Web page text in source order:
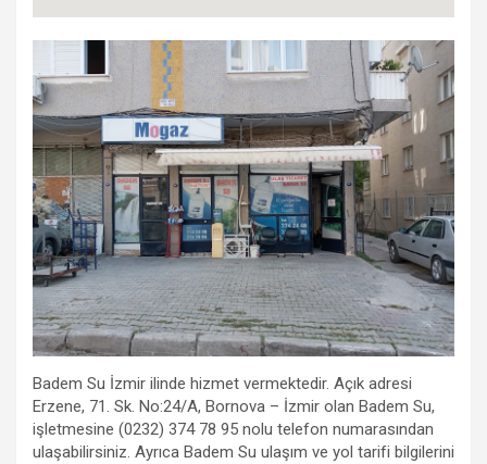
Badem Su İzmir ilinde hizmet vermektedir. Açık adresi
Erzene, 71. Sk. No:24/A, Bornova – İzmir olan Badem Su,
işletmesine (0232) 374 78 95 nolu telefon numarasından
ulaşabilirsiniz. Ayrıca Badem Su ulaşım ve yol tarifi bilgilerini